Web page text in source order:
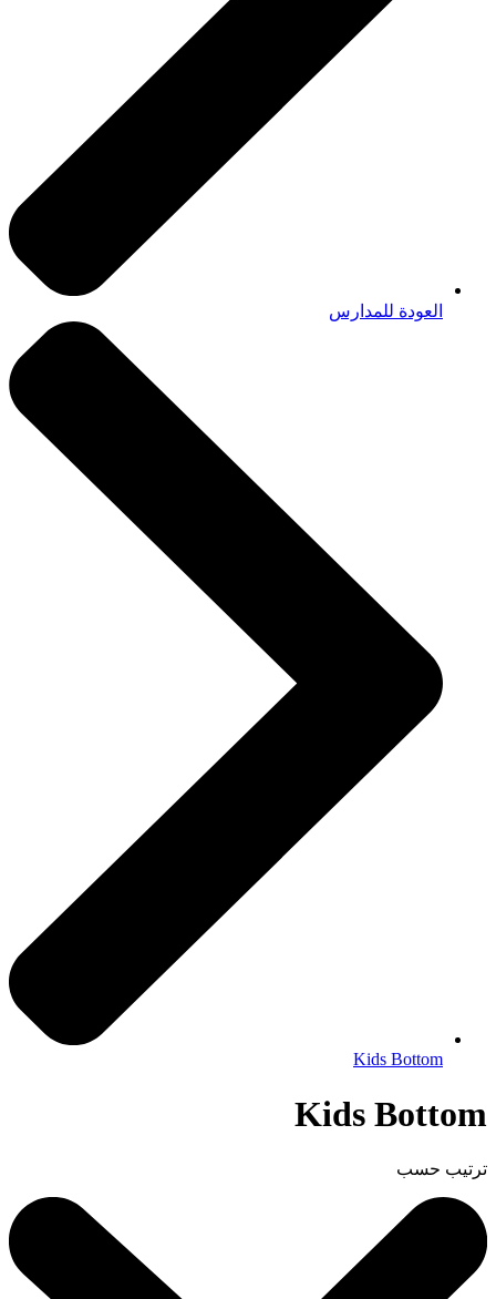
العودة للمدارس
Kids Bottom
Kids Bottom
ترتيب حسب